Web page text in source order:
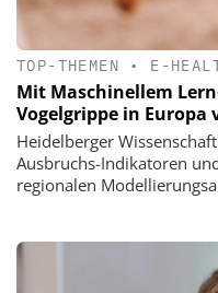
TOP-THEMEN • E-
Mit Maschinellem
Vogelgrippe in Europa
Heidelberger
Ausbruchs-Indikatoren
regionalen